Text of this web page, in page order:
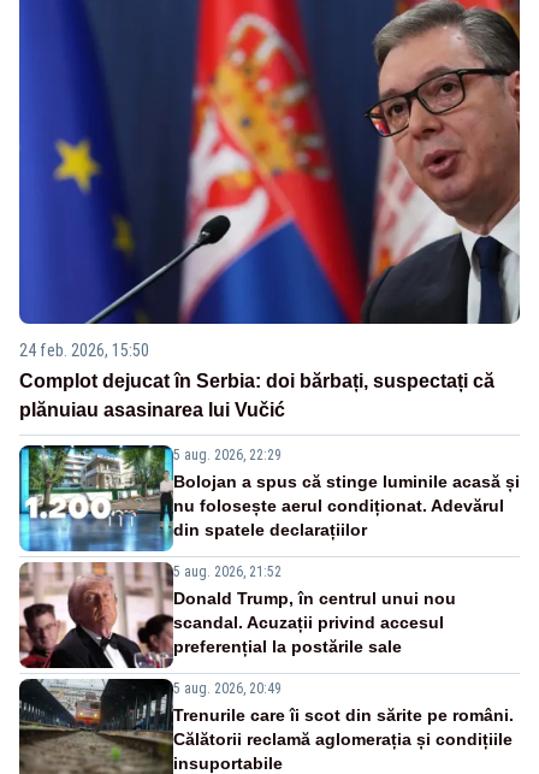
24 feb. 2026, 15:50
Complot dejucat în Serbia: doi bărbați, suspectați că
plănuiau asasinarea lui Vučić
5 aug. 2026, 22:29
Bolojan a spus că stinge luminile acasă și
nu folosește aerul condiționat. Adevărul
din spatele declarațiilor
5 aug. 2026, 21:52
Donald Trump, în centrul unui nou
scandal. Acuzații privind accesul
preferențial la postările sale
5 aug. 2026, 20:49
Trenurile care îi scot din sărite pe români.
Călătorii reclamă aglomerația și condițiile
insuportabile